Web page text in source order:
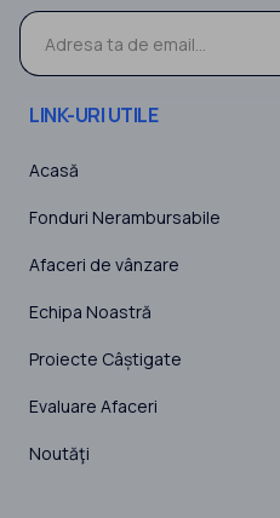
LINK-URI UTILE
Acasă
Fonduri Nerambursabile
Afaceri de vânzare
Echipa Noastră
Proiecte Câștigate
Evaluare Afaceri
Noutăţi